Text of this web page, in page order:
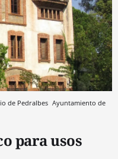
de Pedralbes Ayuntamiento de
para usos